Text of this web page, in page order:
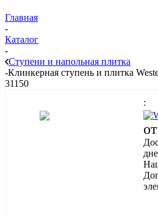
Главная
-
Каталог
-
Ступени и напольная плитка
-Клинкерная ступень и плитка
31150
:
от